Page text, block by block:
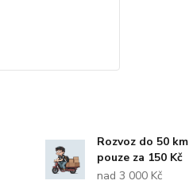
Rozvoz do 50 km
pouze za 150 Kč
nad 3 000 Kč